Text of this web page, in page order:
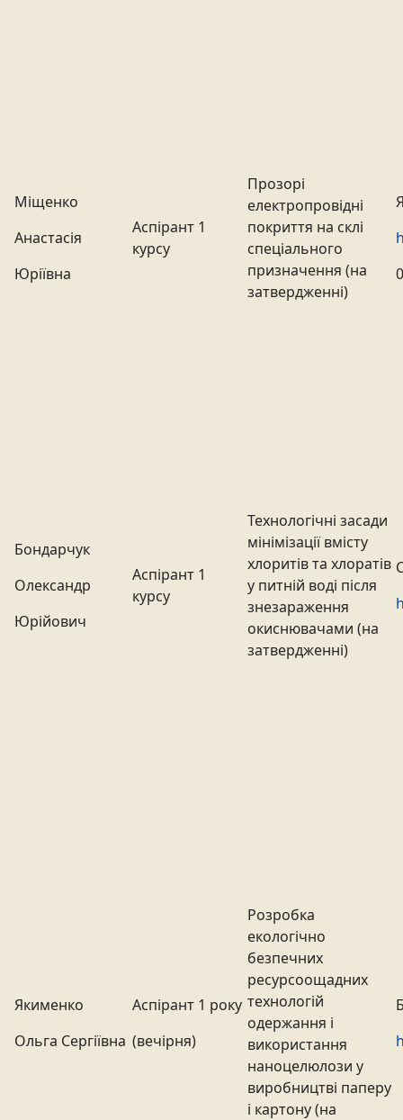
Міщенко
Анастасія
Юріївна
Аспірант 1
курсу
Прозорі
електропровідні
покриття на склі
спеціального
призначення (на
затвердженні)
Бондарчук
Олександр
Юрійович
Аспірант 1
курсу
Технологічні засади
мінімізації вмісту
хлоритів та хлоратів
у питній воді після
знезараження
окиснювачами (на
затвердженні)
Якименко
Ольга Сергіївна
Аспірант 1 року
(вечірня)
Розробка
екологічно
безпечних
ресурсоощадних
технологій
одержання і
використання
наноцелюлози у
виробництві паперу
і картону (на